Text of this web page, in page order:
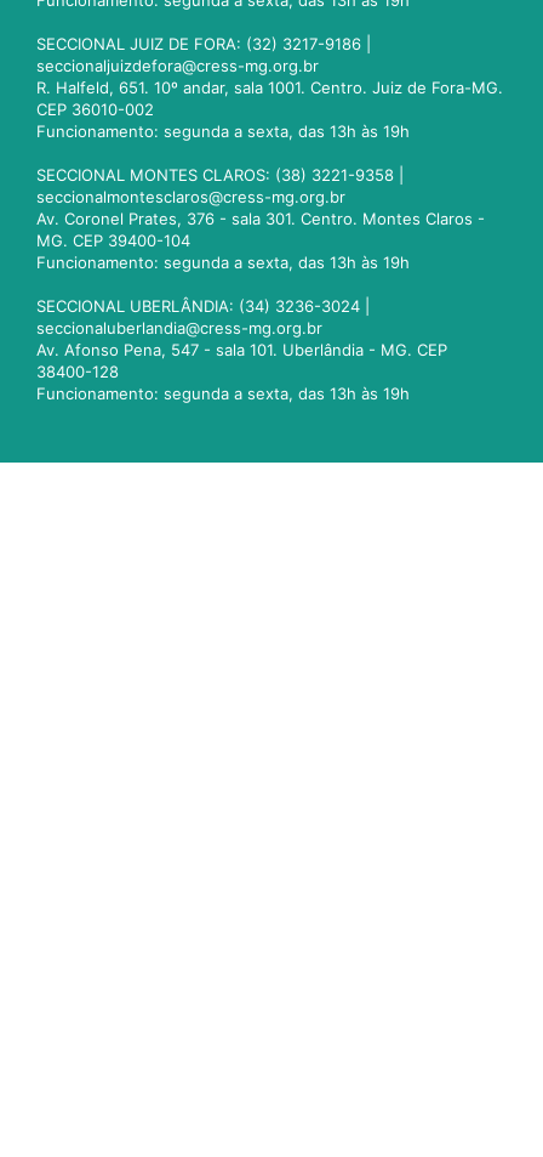
SECCIONAL JUIZ DE FORA: (32) 3217-9186 |
seccionaljuizdefora@cress-mg.org.br
R. Halfeld, 651. 10º andar, sala 1001. Centro. Juiz de Fora-MG.
CEP 36010-002
Funcionamento: segunda a sexta, das 13h às 19h
SECCIONAL MONTES CLAROS: (38) 3221-9358 |
seccionalmontesclaros@cress-mg.org.br
Av. Coronel Prates, 376 - sala 301. Centro. Montes Claros -
MG. CEP 39400-104
Funcionamento: segunda a sexta, das 13h às 19h
SECCIONAL UBERLÂNDIA: (34) 3236-3024 |
seccionaluberlandia@cress-mg.org.br
Av. Afonso Pena, 547 - sala 101. Uberlândia - MG. CEP
38400-128
Funcionamento: segunda a sexta, das 13h às 19h